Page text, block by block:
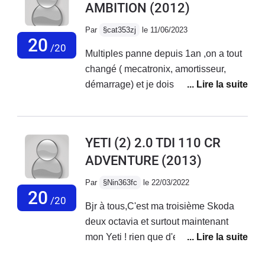
20 /20
AMBITION (2012)
Par §cat353zj le 11/06/2023
Multiples panne depuis 1an ,on a tout
changé ( mecatronix, amortisseur,
démarrage) et je dois changer
tableau de bord numérique à part
malgré batterie ok et bloc Neiman
changé, les Garagistes me
de ne pas pouvoir une fois pour toute
réparer une voiture aujourd'hui !
Surtout que super moteur et je ne veux
20 /20
YETI (2) 2.0 TDI 110 CR
ADVENTURE (2013)
Par §Nin363fc le 22/03/2022
Bjr à tous,C'est ma troisième Skoda
deux octavia et surtout maintenant
mon Yeti ! rien que d'en parler j'ai les